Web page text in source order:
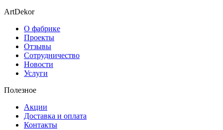
ArtDekor
О фабрике
Проекты
Отзывы
Сотрудничество
Новости
Услуги
Полезное
Акции
Доставка и оплата
Контакты